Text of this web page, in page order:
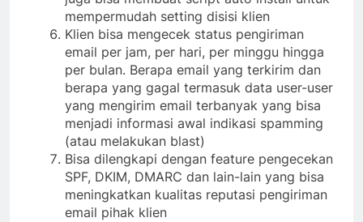
mempermudah setting disisi klien
Klien bisa mengecek status pengiriman
email per jam, per hari, per minggu hingga
per bulan. Berapa email yang terkirim dan
berapa yang gagal termasuk data user-user
yang mengirim email terbanyak yang bisa
menjadi informasi awal indikasi spamming
(atau melakukan blast)
Bisa dilengkapi dengan feature pengecekan
SPF, DKIM, DMARC dan lain-lain yang bisa
meningkatkan kualitas reputasi pengiriman
email pihak klien